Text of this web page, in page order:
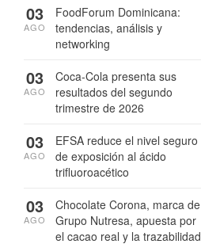
FoodForum Dominicana:
tendencias, análisis y
networking
03
AGO
Coca-Cola presenta sus
resultados del segundo
trimestre de 2026
03
AGO
EFSA reduce el nivel seguro
de exposición al ácido
trifluoroacético
03
AGO
Chocolate Corona, marca de
Grupo Nutresa, apuesta por
el cacao real y la trazabilidad
03
AGO